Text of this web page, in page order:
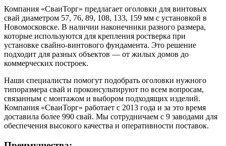
Компания «СваиТорг» предлагает оголовки для винтовых
свай диаметром 57, 76, 89, 108, 133, 159 мм с установкой в
Новомосковске. В наличии наконечники разного размера,
которые используются для крепления ростверка при
установке свайно-винтового фундамента. Это решение
подходит для разных объектов — от жилых домов до
коммерческих построек.
Наши специалисты помогут подобрать оголовки нужного
типоразмера свай и проконсультируют по всем вопросам,
связанным с монтажом и выбором подходящих изделий.
Компания «СваиТорг» работает с 2013 года и за это время
доставила более 990 свай. Мы сотрудничаем с 9 заводами для
обеспечения высокого качества и оперативности поставок.